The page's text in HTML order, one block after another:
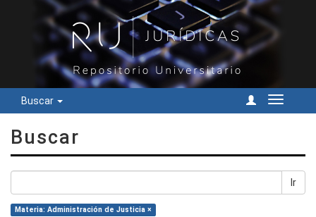
Buscar
Cambiar
Buscar
Ir
Materia: Administración de Justicia ×